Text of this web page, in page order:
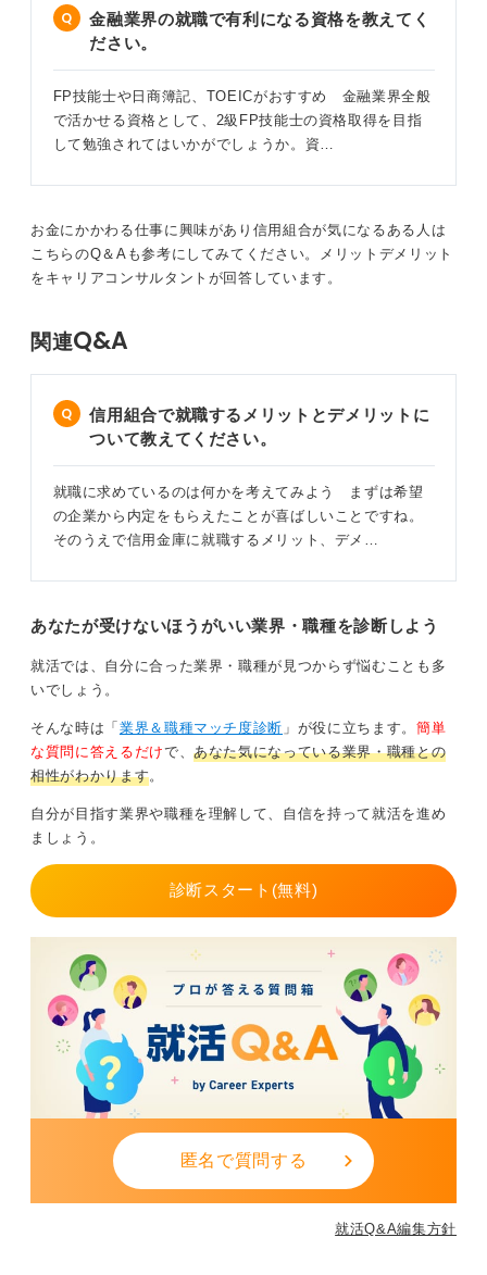
金融業界の就職で有利になる資格を教えてく
ださい。
FP技能士や日商簿記、TOEICがおすすめ 金融業界全般
で活かせる資格として、2級FP技能士の資格取得を目指
して勉強されてはいかがでしょうか。資…
お金にかかわる仕事に興味があり信用組合が気になるある人は
こちらのQ＆Aも参考にしてみてください。メリットデメリット
をキャリアコンサルタントが回答しています。
関連Q&A
信用組合で就職するメリットとデメリットに
ついて教えてください。
就職に求めているのは何かを考えてみよう まずは希望
の企業から内定をもらえたことが喜ばしいことですね。
そのうえで信用金庫に就職するメリット、デメ…
あなたが受けないほうがいい業界・職種を診断しよう
就活では、自分に合った業界・職種が見つからず悩むことも多
いでしょう。
そんな時は「 業界＆職種マッチ度診断 」が役に立ちます。 簡単
な質問に答えるだけで、あなた気になっている業界・職種との
相性がわかります。
自分が目指す業界や職種を理解して、自信を持って就活を進め
ましょう。
診断スタート(無料)
匿名で質問する
就活Q&A編集方針